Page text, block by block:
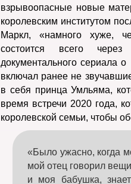
взрывоопасные новые
королевским институтом
Маркл, «намного хуже,
состоится всего
документального сериала
включал ранее не
в себя принца Умльяма,
время встречи 2020 года,
королевской семьи, чтобы
«Было ужасно, когда
мой отец говорил
и моя бабушка,